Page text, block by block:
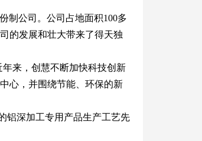
制公司。公司占地面积100多
的发展和壮大带来了得天独
来，创慧不断加快科技创新
心，并围绕节能、环保的新
铝深加工专用产品生产工艺先